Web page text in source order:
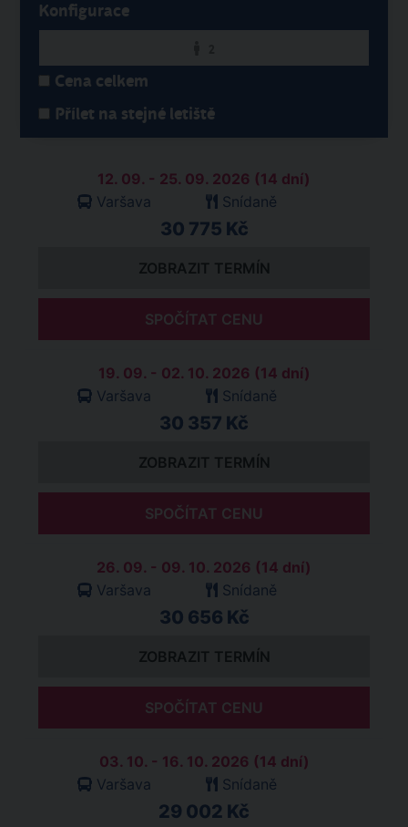
Konfigurace
Cena celkem
Přílet na stejné letiště
12. 09. - 25. 09. 2026 (14 dní)
Varšava
Snídaně
30 775 Kč
ZOBRAZIT TERMÍN
SPOČÍTAT CENU
19. 09. - 02. 10. 2026 (14 dní)
Varšava
Snídaně
30 357 Kč
ZOBRAZIT TERMÍN
SPOČÍTAT CENU
26. 09. - 09. 10. 2026 (14 dní)
Varšava
Snídaně
30 656 Kč
ZOBRAZIT TERMÍN
SPOČÍTAT CENU
03. 10. - 16. 10. 2026 (14 dní)
Varšava
Snídaně
29 002 Kč